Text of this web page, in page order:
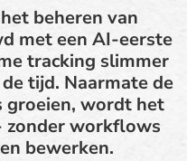
beheren van
met een AI-eerste
tracking slimmer
tijd. Naarmate de
groeien, wordt het
zonder workflows
bewerken.